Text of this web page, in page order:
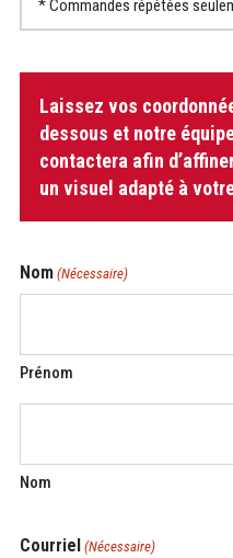
* Commandes répétées
Kangourou
avec
poches
Laissez vos
dessous et notre
contactera afin
un visuel adapté à
Nom (Nécessaire)
Prénom
Nom
Courriel (Nécessaire)